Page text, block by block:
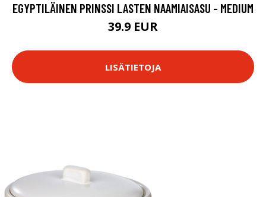
EGYPTILÄINEN PRINSSI LASTEN NAAMIAISASU - MEDIUM
39.9 EUR
LISÄTIETOJA